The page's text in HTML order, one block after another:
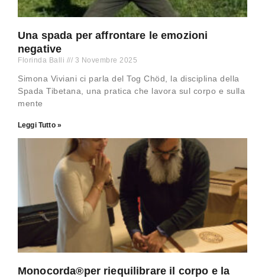
Una spada per affrontare le emozioni
negative
Florinda Balli 3 Novembre 2025
Simona Viviani ci parla del Tog Chöd, la disciplina della
Spada Tibetana, una pratica che lavora sul corpo e sulla
mente
Leggi Tutto »
Monocorda®per riequilibrare il corpo e la